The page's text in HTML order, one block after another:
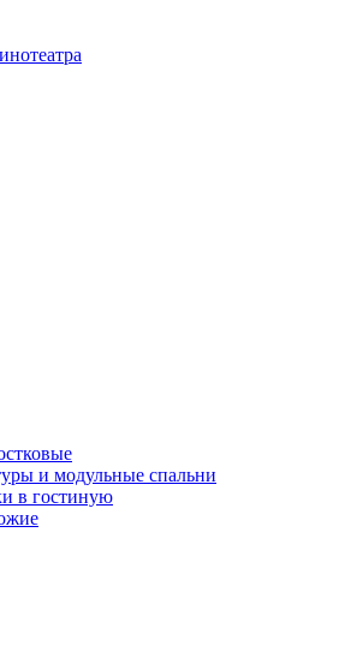
и модульные спальни
в гостиную